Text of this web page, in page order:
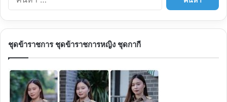
สำหรับ:
ชุดข้าราชการ ชุดข้าราชการหญิง ชุดกากี